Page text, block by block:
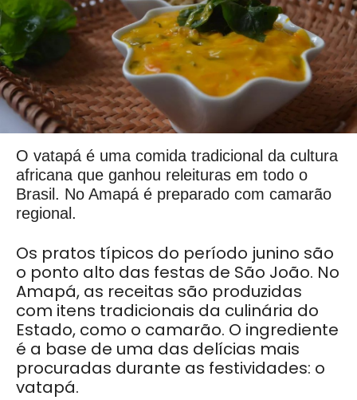
O vatapá é uma comida tradicional da cultura
africana que ganhou releituras em todo o
Brasil. No Amapá é preparado com camarão
regional.
Os pratos típicos do período junino são
o ponto alto das festas de São João. No
Amapá, as receitas são produzidas
com itens tradicionais da culinária do
Estado, como o camarão. O ingrediente
é a base de uma das delícias mais
procuradas durante as festividades: o
vatapá.